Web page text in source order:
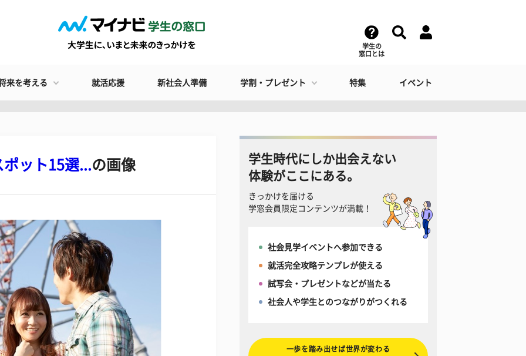
学生の
窓口とは
来を考える 就活応援 新社会人準備 学割・プレゼント 特集 イベント
ット15選...の画像
学生時代にしか出会えない
体験がここにある。
きっかけを届ける
学窓会員限定コンテンツが満載！
社会見学イベントへ参加できる
就活完全攻略テンプレが使える
試写会・プレゼントなどが当たる
社会人や学生とのつながりがつくれる
一歩を踏み出せば世界が変わる